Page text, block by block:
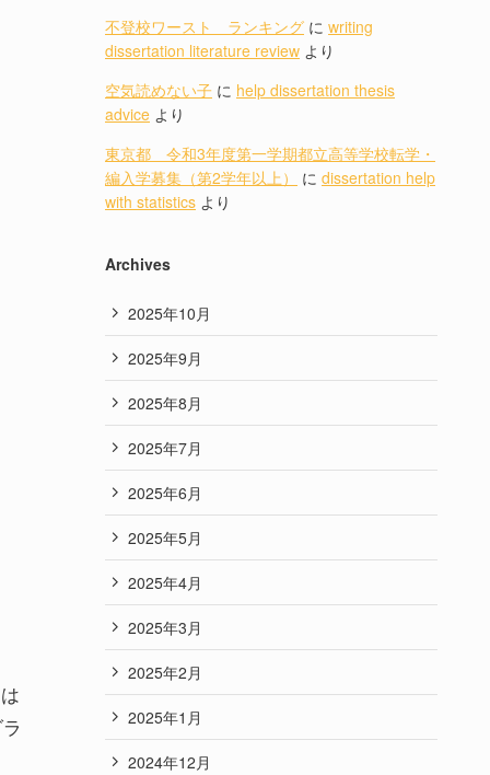
不登校ワースト ランキング に writing
dissertation literature review より
空気読めない子 に help dissertation thesis
advice より
東京都 令和3年度第一学期都立高等学校転学・
編入学募集（第2学年以上）
に dissertation help
with statistics より
Archives
2025年10月
2025年9月
2025年8月
2025年7月
2025年6月
2025年5月
2025年4月
2025年3月
2025年2月
2025年1月
2024年12月